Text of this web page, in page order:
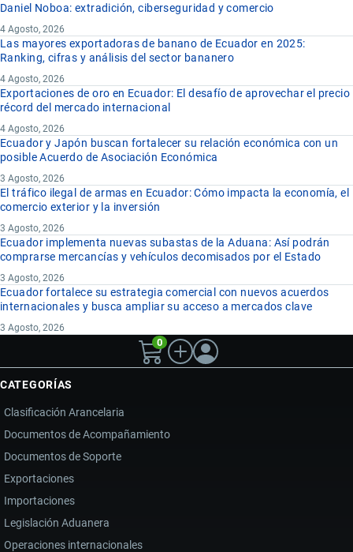
Daniel Noboa: extradición, ciberseguridad y comercio
4 Agosto, 2026
Las mayores exportadoras de banano de Ecuador en 2025:
Ranking, cifras y análisis del sector bananero
4 Agosto, 2026
Exportaciones de oro en Ecuador: El desafío de aprovechar el precio
récord del mercado internacional
4 Agosto, 2026
Ecuador y Japón buscan fortalecer su relación económica con un
posible Acuerdo de Asociación Económica
3 Agosto, 2026
El tráfico ilegal de armas en Ecuador: Cómo impacta la economía, el
comercio exterior y la inversión
3 Agosto, 2026
Ecuador implementa nuevas subastas de la Aduana: Así podrán
comprarse mercancías y vehículos decomisados por el Estado
3 Agosto, 2026
Ecuador fortalece su estrategia comercial con nuevos acuerdos
internacionales y busca ampliar su acceso a mercados clave
3 Agosto, 2026
0
CATEGORÍAS
Clasificación Arancelaria
Documentos de Acompañamiento
Documentos de Soporte
Exportaciones
Importaciones
Legislación Aduanera
Operaciones internacionales